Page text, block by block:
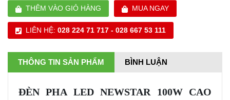
THÊM VÀO GIỎ HÀNG MUA NGAY
LIÊN HỆ: 028 224 71 717 - 028 667 53 111
THÔNG TIN SẢN PHẨM BÌNH LUẬN
ĐÈN PHA LED NEWSTAR 100W CAO